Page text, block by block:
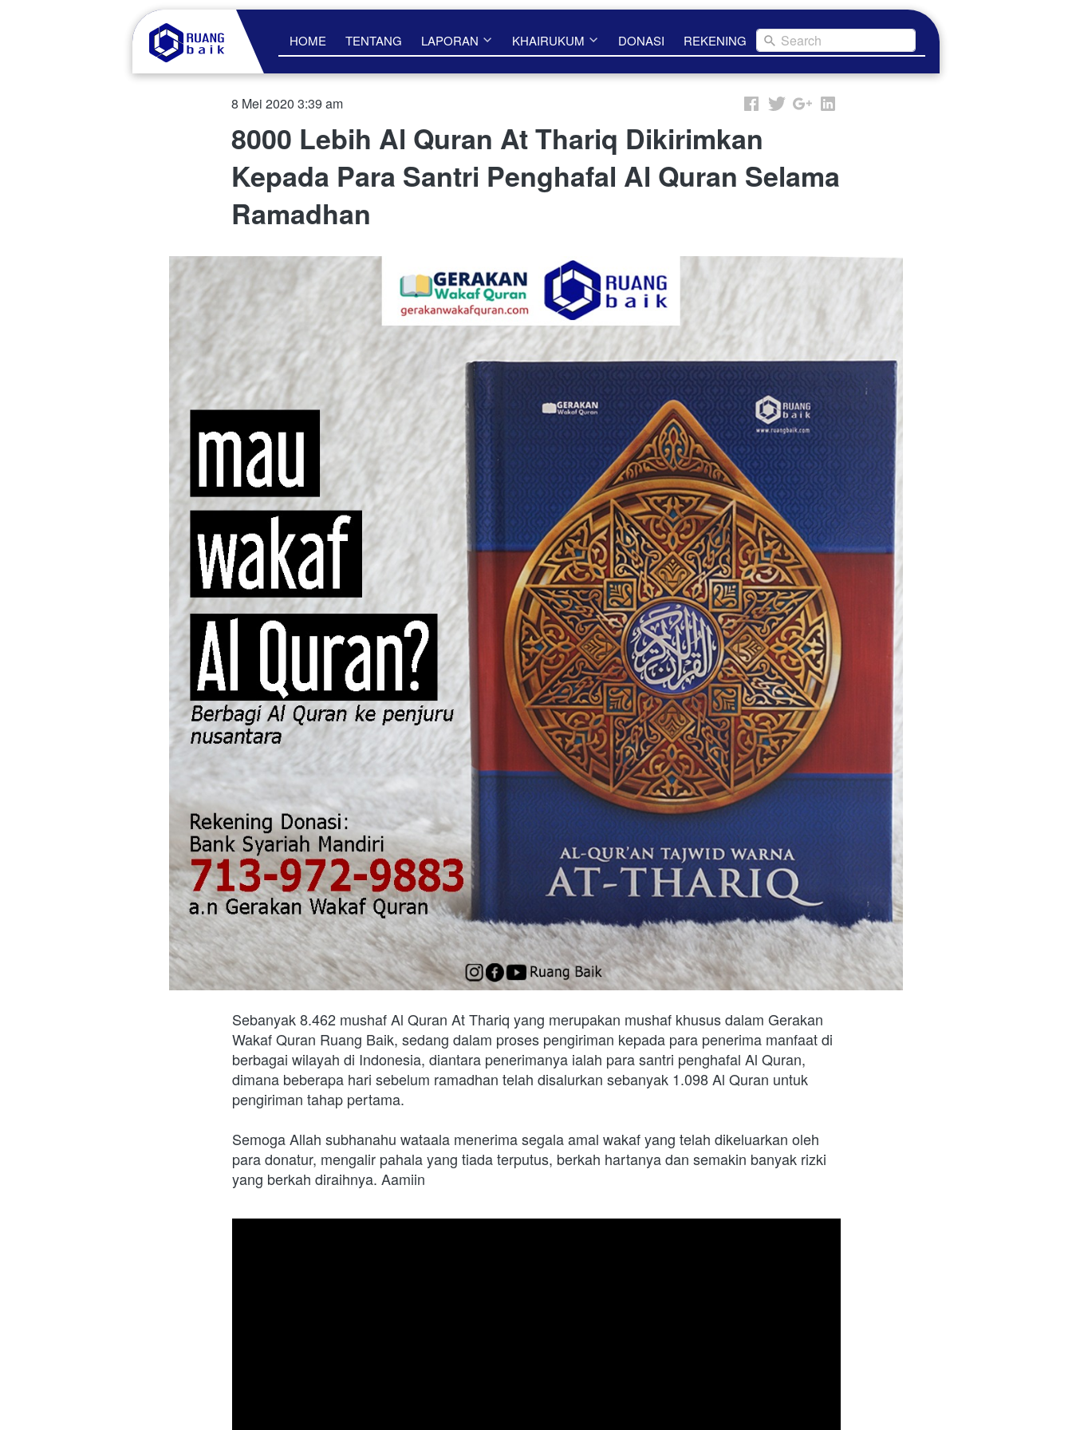
HOME TENTANG LAPORAN KHAIRUKUM DONASI REKENING Search
8 Mei 2020 3:39 am
8000 Lebih Al Quran At Thariq Dikirimkan
Kepada Para Santri Penghafal Al Quran Selama
Ramadhan
Sebanyak 8.462 mushaf Al Quran At Thariq yang merupakan mushaf khusus dalam Gerakan
Wakaf Quran Ruang Baik, sedang dalam proses pengiriman kepada para penerima manfaat di
berbagai wilayah di Indonesia, diantara penerimanya ialah para santri penghafal Al Quran,
dimana beberapa hari sebelum ramadhan telah disalurkan sebanyak 1.098 Al Quran untuk
pengiriman tahap pertama.
Semoga Allah subhanahu wataala menerima segala amal wakaf yang telah dikeluarkan oleh
para donatur, mengalir pahala yang tiada terputus, berkah hartanya dan semakin banyak rizki
yang berkah diraihnya. Aamiin